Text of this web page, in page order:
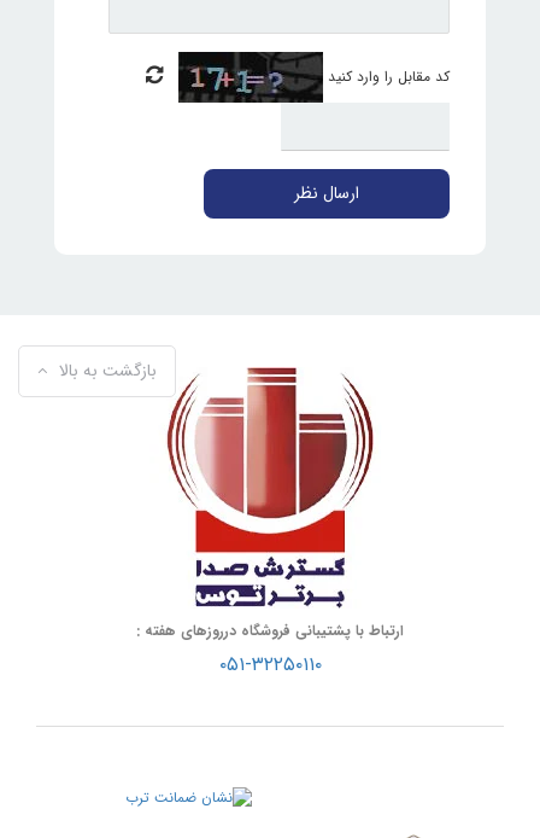
کد مقابل را وارد کنید
ارسال نظر
بازگشت به بالا
ارتباط با پشتیبانی فروشگاه درروزهای هفته :
۰۵۱-۳۲۲۵۰۱۱۰